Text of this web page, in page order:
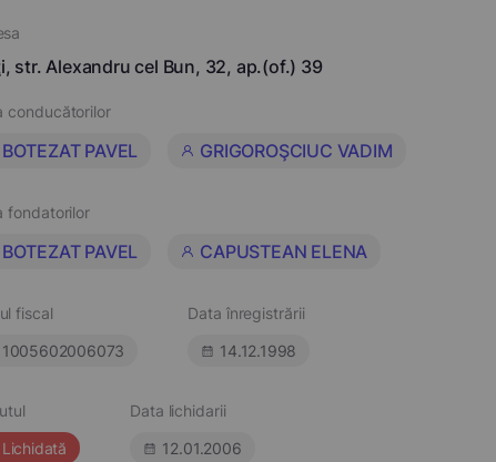
str. Alexandru cel Bun, 32, ap.(of.) 39
conducătorilor
BOTEZAT PAVEL GRIGOROŞCIUC VADIM
fondatorilor
BOTEZAT PAVEL CAPUSTEAN ELENA
fiscal
1005602006073
Data înregistrării
14.12.1998
Lichidată
Data lichidarii
12.01.2006